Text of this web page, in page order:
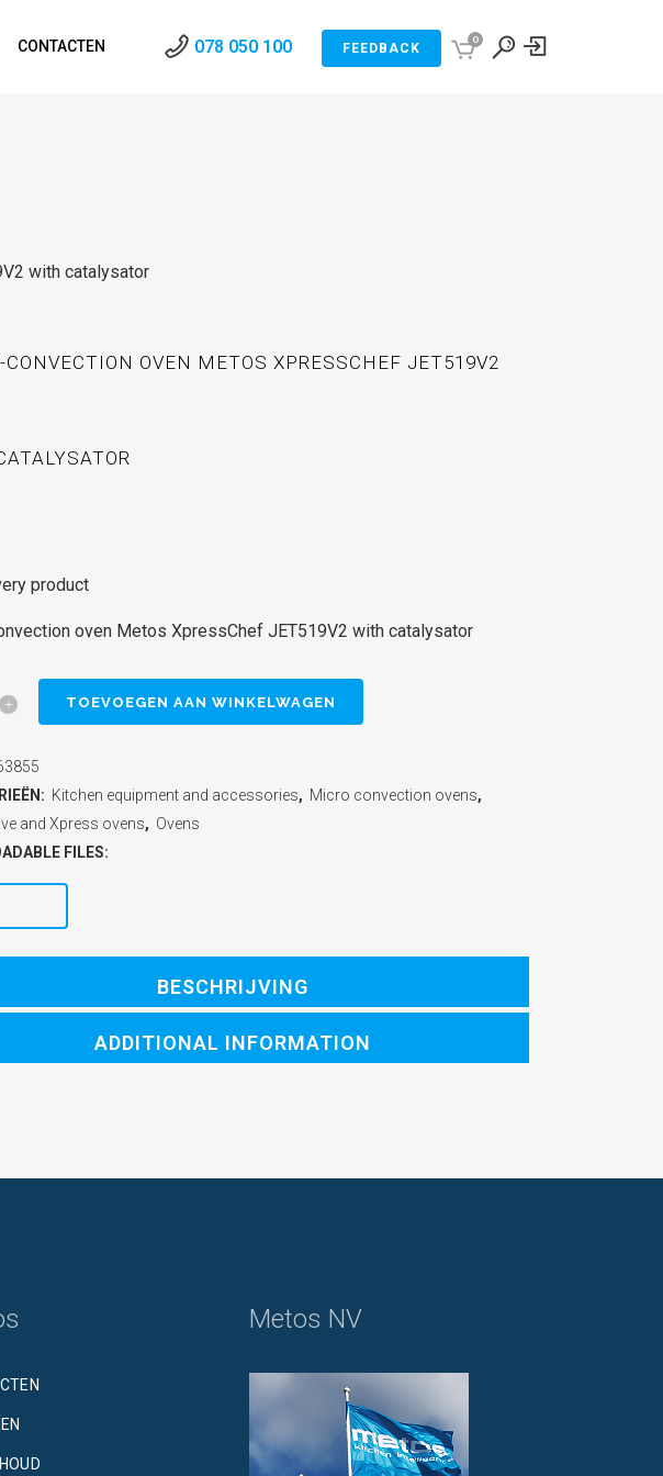
0
078 050 100 FEEDBACK
CONTACTEN
with catalysator
CONVECTION OVEN METOS XPRESSCHEF JET519V2
product
oven Metos XpressChef JET519V2 with catalysator
TOEVOEGEN AAN WINKELWAGEN
Kitchen equipment and accessories, Micro convection ovens,
and Xpress ovens, Ovens
FILES:
BESCHRIJVING
ADDITIONAL INFORMATION
Metos NV